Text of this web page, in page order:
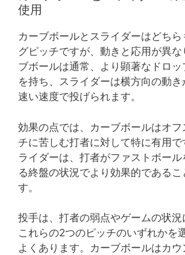
使用
カーブボールとスライダーはどち
グピッチですが、動きと応用が異
ブボールは通常、より顕著なドロ
を持ち、スライダーは横方向の動き
速い速度で投げられます。
効果の点では、カーブボールはオフ
チに苦しむ打者に対して特に有用で
ライダーは、打者がファストボー
る終盤の状況でより効果的であるこ
す。
投手は、打者の弱点やゲームの状況
これらの2つのピッチのいずれかを
よくあります。カーブボールはカ